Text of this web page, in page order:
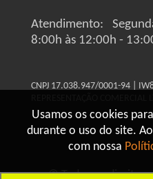
Usamos os cookies
durante o uso do site.
com nossa
Atendimento:
8:00h às 12:00h -
CNPJ 17.038.947/0001-94 |
© Todos os direitos